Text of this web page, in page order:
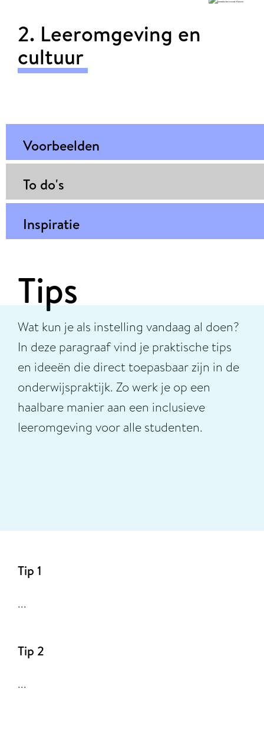
2. Leeromgeving en
cultuur
Voorbeelden
Wat kun je als instelling vandaag al doen?
In deze paragraaf vind je praktische tips
en ideeën die direct toepasbaar zijn in de
onderwijspraktijk. Zo werk je op een
haalbare manier aan een inclusieve
leeromgeving voor alle studenten.
Tips
Inspiratie
Tip 2
...
Tip 1
...
To do's